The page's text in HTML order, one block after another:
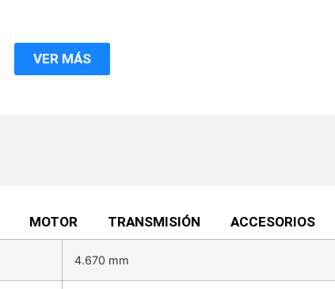
VER MÁS
MOTOR TRANSMISIÓN ACCESORIOS
4.670 mm